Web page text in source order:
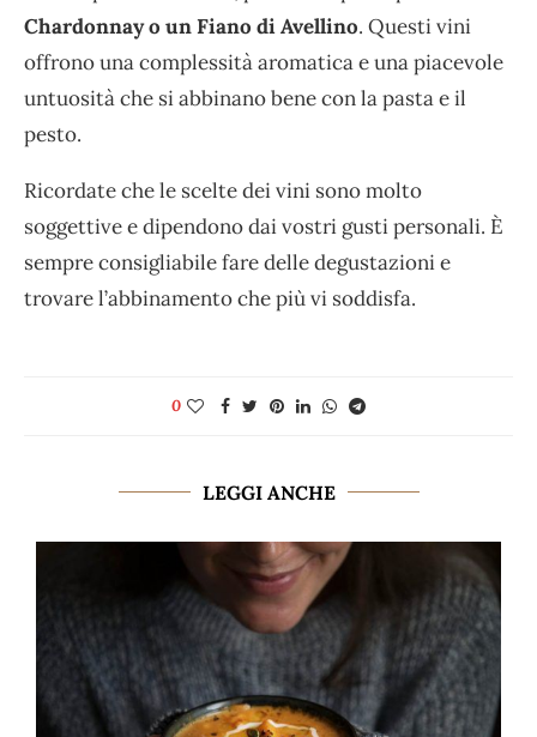
Chardonnay o un Fiano di Avellino. Questi vini
offrono una complessità aromatica e una piacevole
untuosità che si abbinano bene con la pasta e il
pesto.
Ricordate che le scelte dei vini sono molto
soggettive e dipendono dai vostri gusti personali. È
sempre consigliabile fare delle degustazioni e
trovare l’abbinamento che più vi soddisfa.
0
LEGGI ANCHE